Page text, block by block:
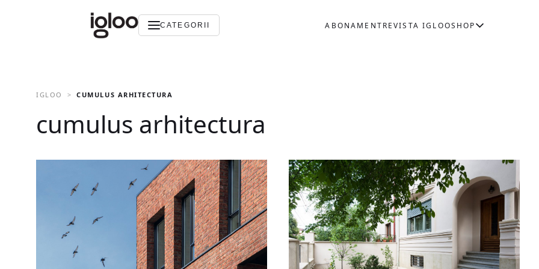
CATEGORII ABONAMENTREVISTA IGLOOSHOP
IGLOO CUMULUS ARHITECTURA
cumulus arhitectura